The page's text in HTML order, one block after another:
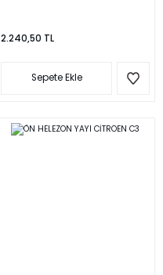
2.240,50 TL
Sepete Ekle